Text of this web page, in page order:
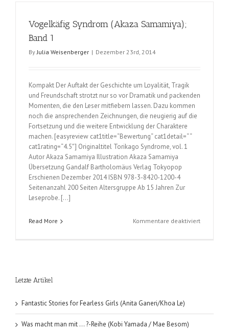
Vogelkäfig Syndrom (Akaza Samamiya);
Band 1
ByJulia Weisenberger | Dezember 23rd, 2014
Kompakt Der Auftakt der Geschichte um Loyalität, Tragik
und Freundschaft strotzt nur so vor Dramatik und packenden
Momenten, die den Leser mitfiebern lassen. Dazu kommen
noch die ansprechenden Zeichnungen, die neugierig auf die
Fortsetzung und die weitere Entwicklung der Charaktere
machen. [easyreview cat1title=“Bewertung“ cat1detail=“ “
cat1rating=“4.5″] Originaltitel Torikago Syndrome, vol. 1
Autor Akaza Samamiya Illustration Akaza Samamiya
Übersetzung Gandalf Bartholomäus Verlag Tokyopop
Erschienen Dezember 2014 ISBN 978-3-8420-1200-4
Seitenanzahl 200 Seiten Altersgruppe Ab 15 Jahren Zur
Leseprobe. […]
Read More Kommentare deaktiviertfür
Letzte Artikel
Fantastic Stories for Fearless Girls (Anita Ganeri/Khoa Le)
Was macht man mit … ?-Reihe (Kobi Yamada / Mae Besom)